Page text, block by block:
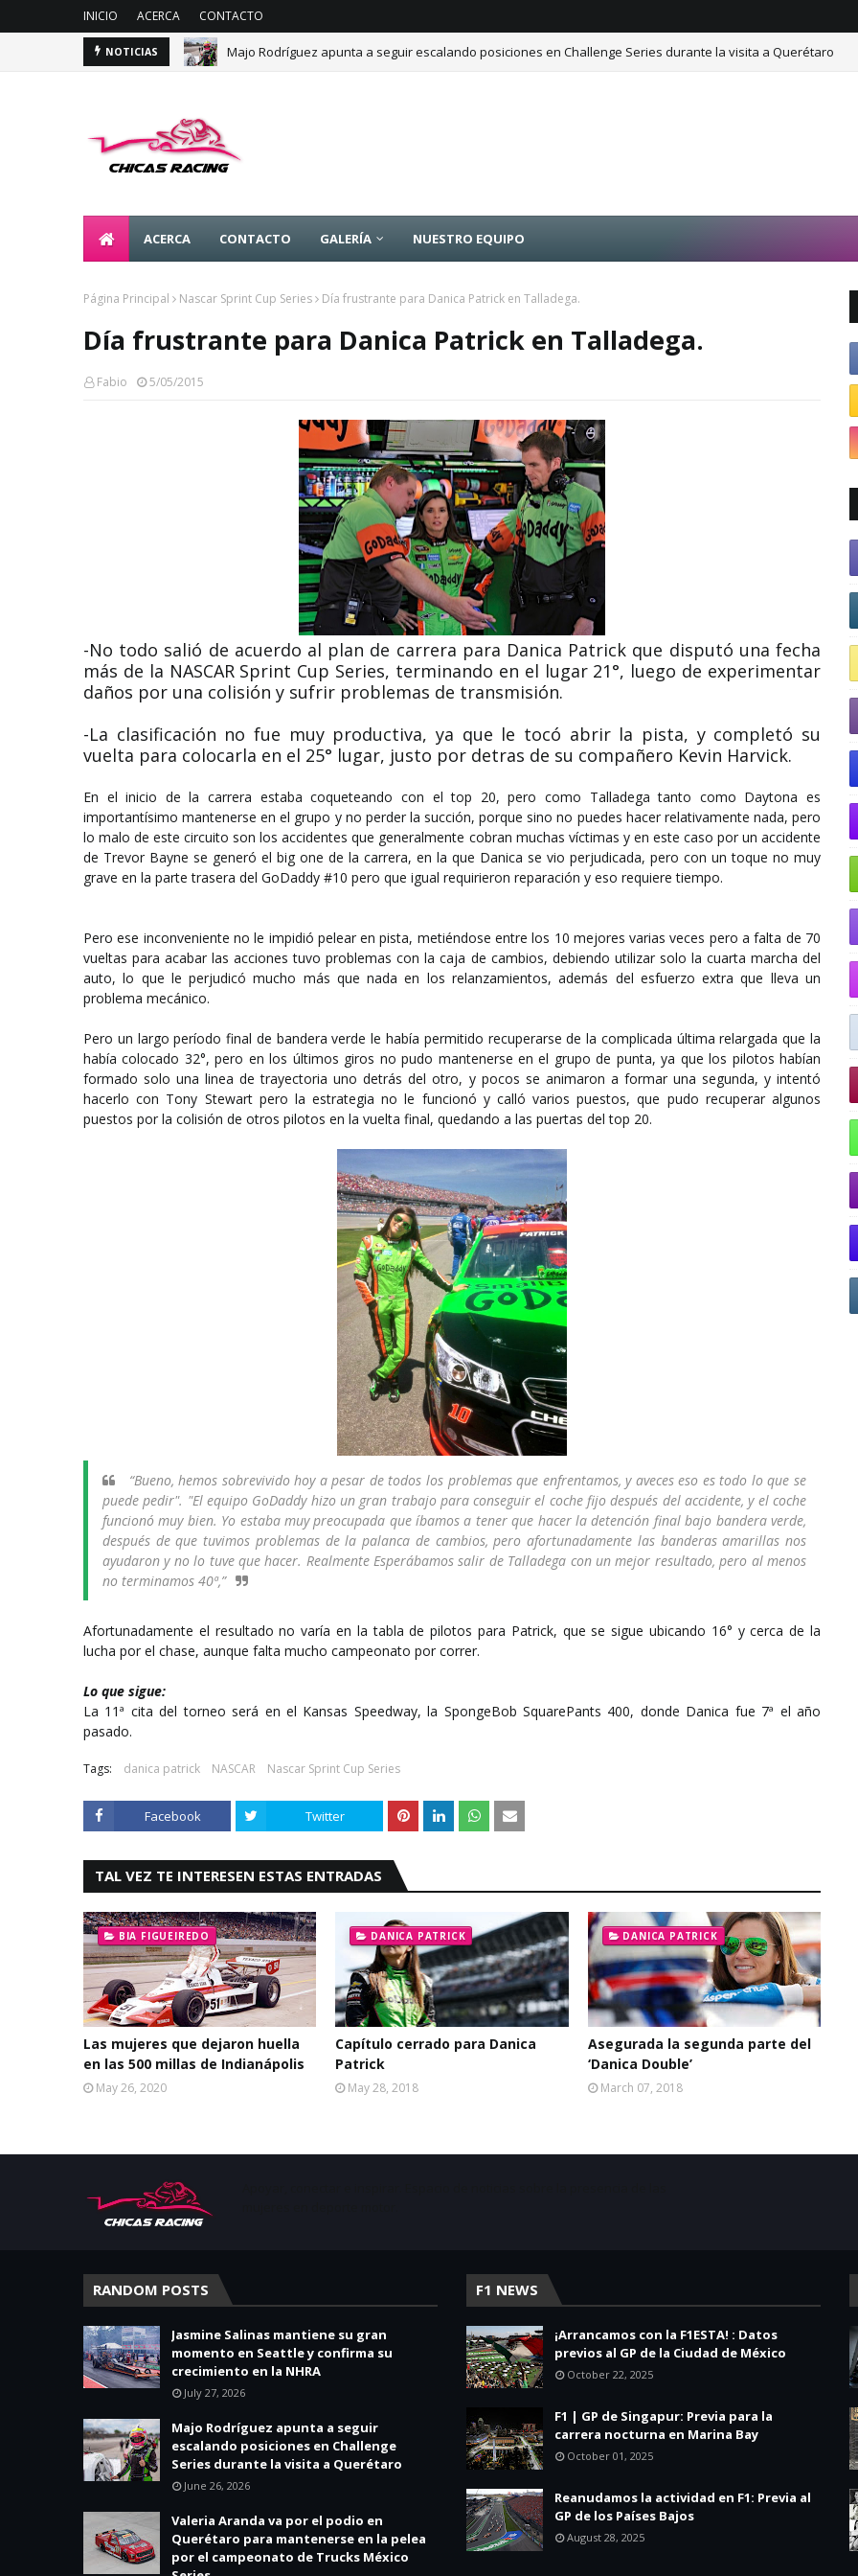
INICIO ACERCA CONTACTO
NOTICIAS Majo Rodríguez apunta a seguir escalando posiciones en Challenge Series durante la visita a Querétaro
ACERCA CONTACTO GALERÍA NUESTRO EQUIPO
Página Principal Nascar Sprint Cup Series Día frustrante para Danica Patrick en Talladega.
Día frustrante para Danica Patrick en Talladega.
Fabio 5/05/2015
-No todo salió de acuerdo al plan de carrera para Danica Patrick que disputó una fecha
más de la NASCAR Sprint Cup Series, terminando en el lugar 21°, luego de experimentar
daños por una colisión y sufrir problemas de transmisión.
-La clasificación no fue muy productiva, ya que le tocó abrir la pista, y completó su
vuelta para colocarla en el 25° lugar, justo por detras de su compañero Kevin Harvick.
En el inicio de la carrera estaba coqueteando con el top 20, pero como Talladega tanto como Daytona es
importantísimo mantenerse en el grupo y no perder la succión, porque sino no puedes hacer relativamente nada, pero
lo malo de este circuito son los accidentes que generalmente cobran muchas víctimas y en este caso por un accidente
de Trevor Bayne se generó el big one de la carrera, en la que Danica se vio perjudicada, pero con un toque no muy
grave en la parte trasera del GoDaddy #10 pero que igual requirieron reparación y eso requiere tiempo.
Pero ese inconveniente no le impidió pelear en pista, metiéndose entre los 10 mejores varias veces pero a falta de 70
vueltas para acabar las acciones tuvo problemas con la caja de cambios, debiendo utilizar solo la cuarta marcha del
auto, lo que le perjudicó mucho más que nada en los relanzamientos, además del esfuerzo extra que lleva un
problema mecánico.
Pero un largo período final de bandera verde le había permitido recuperarse de la complicada última relargada que la
había colocado 32°, pero en los últimos giros no pudo mantenerse en el grupo de punta, ya que los pilotos habían
formado solo una linea de trayectoria uno detrás del otro, y pocos se animaron a formar una segunda, y intentó
hacerlo con Tony Stewart pero la estrategia no le funcionó y calló varios puestos, que pudo recuperar algunos
puestos por la colisión de otros pilotos en la vuelta final, quedando a las puertas del top 20.
“Bueno, hemos sobrevivido hoy a pesar de todos los problemas que enfrentamos, y aveces eso es todo lo que se
puede pedir". "El equipo GoDaddy hizo un gran trabajo para conseguir el coche fijo después del accidente, y el coche
funcionó muy bien. Yo estaba muy preocupada que íbamos a tener que hacer la detención final bajo bandera verde,
después de que tuvimos problemas de la palanca de cambios, pero afortunadamente las banderas amarillas nos
ayudaron y no lo tuve que hacer. Realmente Esperábamos salir de Talladega con un mejor resultado, pero al menos
no terminamos 40ª,”
Afortunadamente el resultado no varía en la tabla de pilotos para Patrick, que se sigue ubicando 16° y cerca de la
lucha por el chase, aunque falta mucho campeonato por correr.
Lo que sigue:
La 11ª cita del torneo será en el Kansas Speedway, la SpongeBob SquarePants 400, donde Danica fue 7ª el año
pasado.
Tags: danica patrick NASCAR Nascar Sprint Cup Series
Facebook Twitter
TAL VEZ TE INTERESEN ESTAS ENTRADAS
BIA FIGUEIREDO
Las mujeres que dejaron huella
en las 500 millas de Indianápolis
May 26, 2020
DANICA PATRICK
Capítulo cerrado para Danica
Patrick
May 28, 2018
DANICA PATRICK
Asegurada la segunda parte del
‘Danica Double’
March 07, 2018
RANDOM POSTS
Jasmine Salinas mantiene su gran
momento en Seattle y confirma su
crecimiento en la NHRA
July 27, 2026
Majo Rodríguez apunta a seguir
escalando posiciones en Challenge
Series durante la visita a Querétaro
June 26, 2026
Valeria Aranda va por el podio en
Querétaro para mantenerse en la pelea
por el campeonato de Trucks México
F1 NEWS
¡Arrancamos con la F1ESTA! : Datos
previos al GP de la Ciudad de México
October 22, 2025
F1 | GP de Singapur: Previa para la
carrera nocturna en Marina Bay
October 01, 2025
Reanudamos la actividad en F1: Previa al
GP de los Países Bajos
August 28, 2025